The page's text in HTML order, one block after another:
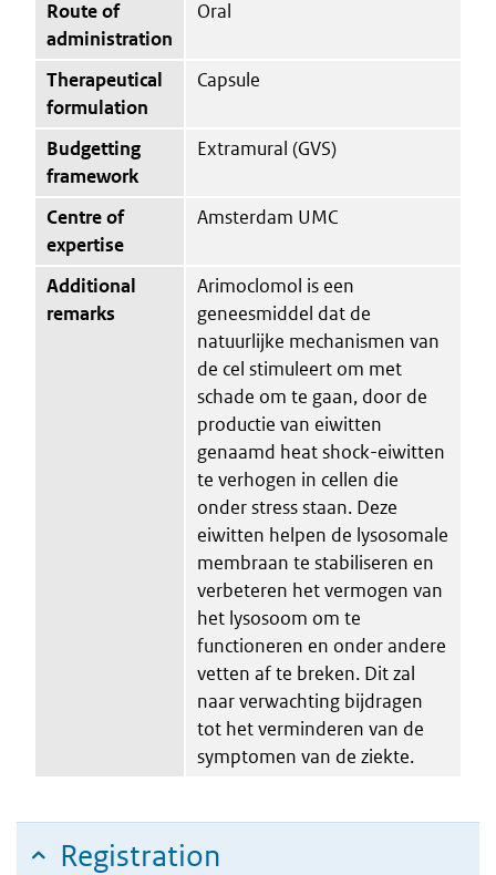
Route of
administration
Oral
Therapeutical
formulation
Capsule
Budgetting
framework
Extramural (GVS)
Centre of
expertise
Amsterdam UMC
Additional
remarks
Arimoclomol is een
geneesmiddel dat de
natuurlijke mechanismen van
de cel stimuleert om met
schade om te gaan, door de
productie van eiwitten
genaamd heat shock-eiwitten
te verhogen in cellen die
onder stress staan. Deze
eiwitten helpen de lysosomale
membraan te stabiliseren en
verbeteren het vermogen van
het lysosoom om te
functioneren en onder andere
vetten af te breken. Dit zal
naar verwachting bijdragen
tot het verminderen van de
symptomen van de ziekte.
Registration